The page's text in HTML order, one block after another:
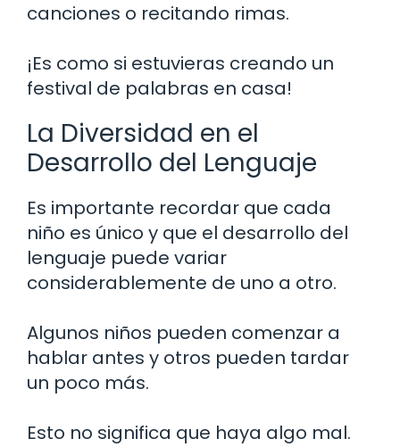
canciones o recitando rimas.
¡Es como si estuvieras creando un
festival de palabras en casa!
La Diversidad en el
Desarrollo del Lenguaje
Es importante recordar que cada
niño es único y que el desarrollo del
lenguaje puede variar
considerablemente de uno a otro.
Algunos niños pueden comenzar a
hablar antes y otros pueden tardar
un poco más.
Esto no significa que haya algo mal.